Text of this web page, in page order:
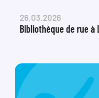
26.03.2026
Bibliothèque de rue à